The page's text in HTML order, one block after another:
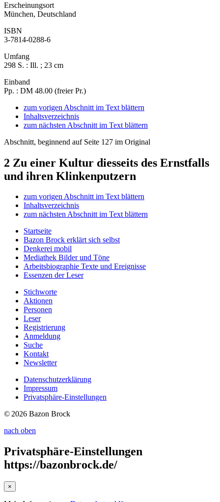
Erscheinungsort
München, Deutschland
ISBN
3-7814-0288-6
Umfang
298 S. : Ill. ; 23 cm
Einband
Pp. : DM 48.00 (freier Pr.)
zum vorigen Abschnitt im Text blättern
Inhaltsverzeichnis
zum nächsten Abschnitt im Text blättern
Abschnitt, beginnend auf Seite 127 im Original
2 Zu einer Kultur diesseits des Ernstfalls
und ihren Klinkenputzern
zum vorigen Abschnitt im Text blättern
Inhaltsverzeichnis
zum nächsten Abschnitt im Text blättern
Startseite
Bazon Brock erklärt sich selbst
Denkerei mobil
Mediathek Bilder und Töne
Arbeitsbiographie Texte und Ereignisse
Essenzen der Leser
Stichworte
Aktionen
Personen
Leser
Registrierung
Anmeldung
Suche
Kontakt
Newsletter
Datenschutzerklärung
Impressum
Privatsphäre-Einstellungen
© 2026 Bazon Brock
nach oben
Privatsphäre-Einstellungen
https://bazonbrock.de/
×